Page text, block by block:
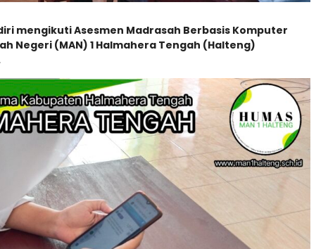
mengikuti Asesmen Madrasah Berbasis Komputer
Negeri (MAN) 1 Halmahera Tengah (Halteng)